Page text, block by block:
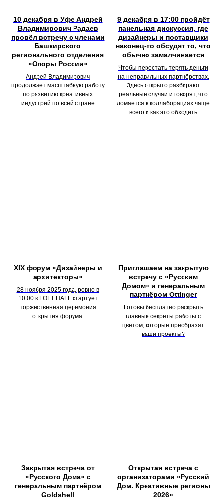
10 декабря в Уфе Андрей
Владимирович Радаев
провёл встречу с членами
Башкирского
регионального отделения
«Опоры России»
Андрей Владимирович
продолжает масштабную работу
по развитию креативных
индустрий по всей стране
9 декабря в 17:00 пройдёт
панельная дискуссия, где
дизайнеры и поставщики
наконец-то обсудят то, что
обычно замалчивается
Чтобы перестать терять деньги
на неправильных партнёрствах.
Здесь открыто разбирают
реальные случаи и говорят, что
ломается в коллаборациях чаще
всего и как это обходить
XIX форум «Дизайнеры и
архитекторы»
28 ноября 2025 года, ровно в
10:00 в LOFT HALL стартует
торжественная церемония
открытия форума.
Приглашаем на закрытую
встречу с «Русским
Домом» и генеральным
партнёром Ottinger
Готовы бесплатно раскрыть
главные секреты работы с
цветом, которые преобразят
ваши проекты?
Закрытая встреча от
«Русского Дома» с
генеральным партнёром
Goldshell
Открытая встреча с
организаторами «Русский
Дом. Креативные регионы
2026»